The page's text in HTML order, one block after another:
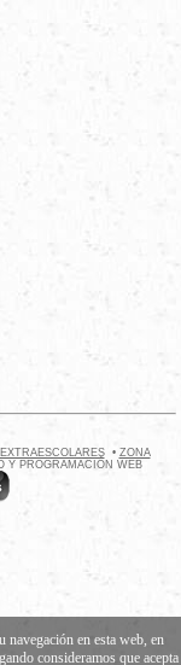
• ZONA
Y PROGRAMACIÓN WEB
navegación en esta web, en
consideramos que acepta